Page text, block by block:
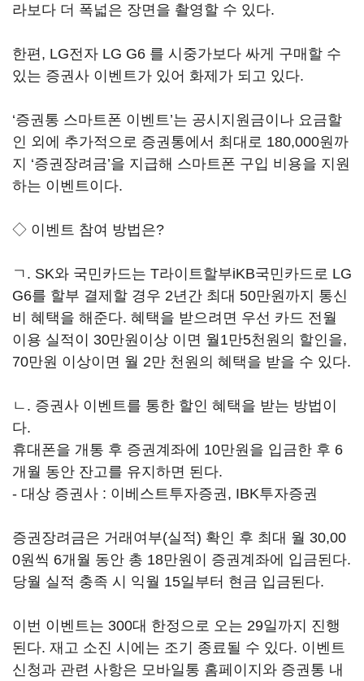
라보다 더 폭넓은 장면을 촬영할 수 있다.
한편, LG전자 LG G6 를 시중가보다 싸게 구매할 수
있는 증권사 이벤트가 있어 화제가 되고 있다.
‘증권통 스마트폰 이벤트’는 공시지원금이나 요금할
인 외에 추가적으로 증권통에서 최대로 180,000원까
지 ‘증권장려금’을 지급해 스마트폰 구입 비용을 지원
하는 이벤트이다.
◇ 이벤트 참여 방법은?
ㄱ. SK와 국민카드는 T라이트할부iKB국민카드로 LG
G6를 할부 결제할 경우 2년간 최대 50만원까지 통신
비 혜택을 해준다. 혜택을 받으려면 우선 카드 전월
이용 실적이 30만원이상 이면 월1만5천원의 할인을,
70만원 이상이면 월 2만 천원의 혜택을 받을 수 있다.
ㄴ. 증권사 이벤트를 통한 할인 혜택을 받는 방법이
다.
휴대폰을 개통 후 증권계좌에 10만원을 입금한 후 6
개월 동안 잔고를 유지하면 된다.
- 대상 증권사 : 이베스트투자증권, IBK투자증권
증권장려금은 거래여부(실적) 확인 후 최대 월 30,00
0원씩 6개월 동안 총 18만원이 증권계좌에 입금된다.
당월 실적 충족 시 익월 15일부터 현금 입금된다.
이번 이벤트는 300대 한정으로 오는 29일까지 진행
된다. 재고 소진 시에는 조기 종료될 수 있다. 이벤트
신청과 관련 사항은 모바일통 홈페이지와 증권통 내